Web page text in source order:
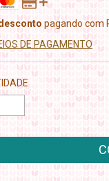
pagando com
DE PAGAMENTO